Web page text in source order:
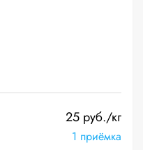
25 руб./кг
1 приёмка